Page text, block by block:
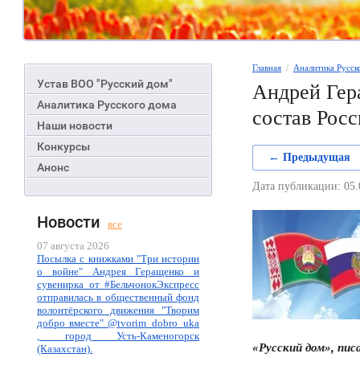
Устав ВОО "Русский дом"
Аналитика Русского дома
Наши новости
Конкурсы
Анонс
Новости
все
07 августа 2026
Посылка с книжками "Три истории
о войне" Андрея Геращенко и
сувенирка от #БельчонокЭкспресс
отправилась в общественный фонд
волонтёрского движения "Творим
добро вместе" @tvorim_dobro_uka
, город Усть-Каменогорск
(Казахстан).
Главная
  /
Аналитика
Андрей
состав
← Предыдущая
Дата публикации:
«Русский дом»,